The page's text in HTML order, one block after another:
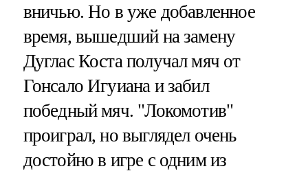
вничью. Но в уже добавленное
время, вышедший на замену
Дуглас Коста получал мяч от
Гонсало Игуиана и забил
победный мяч. "Локомотив"
проиграл, но выглядел очень
достойно в игре с одним из